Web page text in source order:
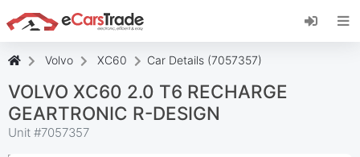
Nainštalujte si webovú aplikáciu eCarsTrade,
pridajte si ju na domovskú obrazovku a
Volvo XC60 Car Details (7057357)
VOLVO XC60 2.0 T6 RECHARGE
GEARTRONIC R-DESIGN
Unit #7057357